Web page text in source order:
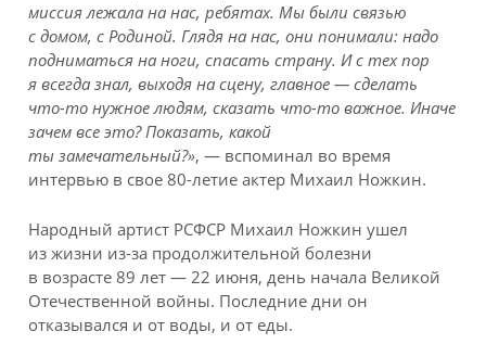
миссия лежала на нас, ребятах. Мы были связью
с домом, с Родиной. Глядя на нас, они понимали: надо
подниматься на ноги, спасать страну. И с тех пор
я всегда знал, выходя на сцену, главное — сделать
что-то нужное людям, сказать что-то важное. Иначе
зачем все это? Показать, какой
ты замечательный?», — вспоминал во время
интервью в свое 80-летие актер Михаил Ножкин.
Народный артист РСФСР Михаил Ножкин ушел
из жизни из-за продолжительной болезни
в возрасте 89 лет — 22 июня, день начала Великой
Отечественной войны. Последние дни он
отказывался и от воды, и от еды.